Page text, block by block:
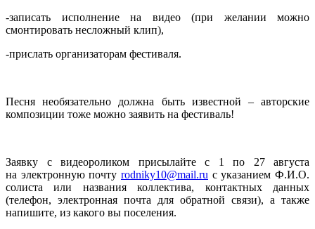
-записать исполнение на видео (при желании можно
смонтировать несложный клип),
-прислать организаторам фестиваля.
Песня необязательно должна быть известной – авторские
композиции тоже можно заявить на фестиваль!
Заявку с видеороликом присылайте с 1 по 27 августа
на электронную почту rodniky10@mail.ru с указанием Ф.И.О.
солиста или названия коллектива, контактных данных
(телефон, электронная почта для обратной связи), а также
напишите, из какого вы поселения.